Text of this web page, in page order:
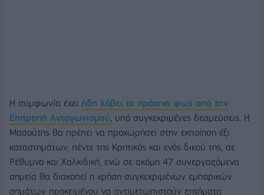
Η συμφωνία έχει ήδη λάβει το πράσινο φως από την
Επιτροπή Ανταγωνισμού, υπό συγκεκριμένες δεσμεύσεις. Η
Μασούτης θα πρέπει να προχωρήσει στην εκποίηση έξι
καταστημάτων, πέντε της Κρητικός και ενός δικού της, σε
Ρέθυμνο και Χαλκιδική, ενώ σε ακόμη 47 συνεργαζόμενα
σημεία θα διακοπεί η χρήση συγκεκριμένων εμπορικών
σημάτων προκειμένου να αντιμετωπιστούν ζητήματα